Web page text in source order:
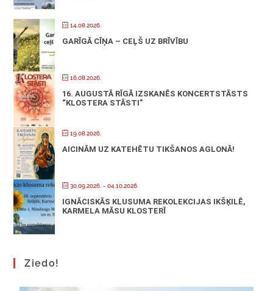
14.08.2026.
GARĪGĀ CĪŅA – CEĻŠ UZ BRĪVĪBU
16.08.2026.
16. AUGUSTĀ RĪGĀ IZSKANĒS KONCERTSTĀSTS
“KLOSTERA STĀSTI”
19.08.2026.
AICINĀM UZ KATEHĒTU TIKŠANOS AGLONĀ!
30.09.2026. - 04.10.2026.
IGNĀCISKĀS KLUSUMA REKOLEKCIJAS IKŠĶILĒ,
KARMELA MĀSU KLOSTERĪ
Ziedo!